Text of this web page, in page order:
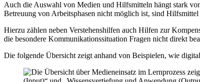
Auch die Auswahl von Medien und Hilfsmitteln hängt stark
Betreuung von Arbeitsphasen nicht möglich ist, sind
Hierzu zählen neben Verstehenshilfen auch Hilfen zur
die besondere Kommunikationssituation Fragen nicht direkt
Die folgende Übersicht zeigt anhand von Beispielen, wie